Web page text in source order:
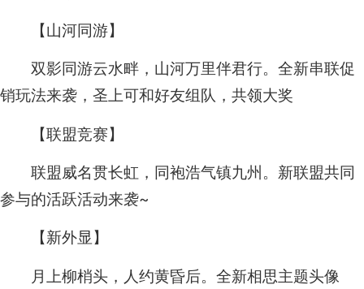
【山河同游】
双影同游云水畔，山河万里伴君行。全新串联促
销玩法来袭，圣上可和好友组队，共领大奖
【联盟竞赛】
联盟威名贯长虹，同袍浩气镇九州。新联盟共同
参与的活跃活动来袭~
【新外显】
月上柳梢头，人约黄昏后。全新相思主题头像